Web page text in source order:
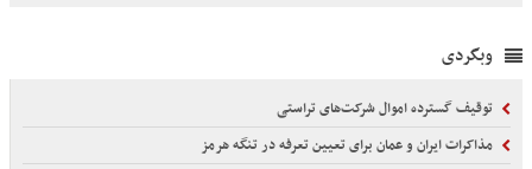
وبگردی
توقیف گسترده اموال شرکت‌های تراستی
مذاکرات ایران و عمان برای تعیین تعرفه در تنگه هرمز